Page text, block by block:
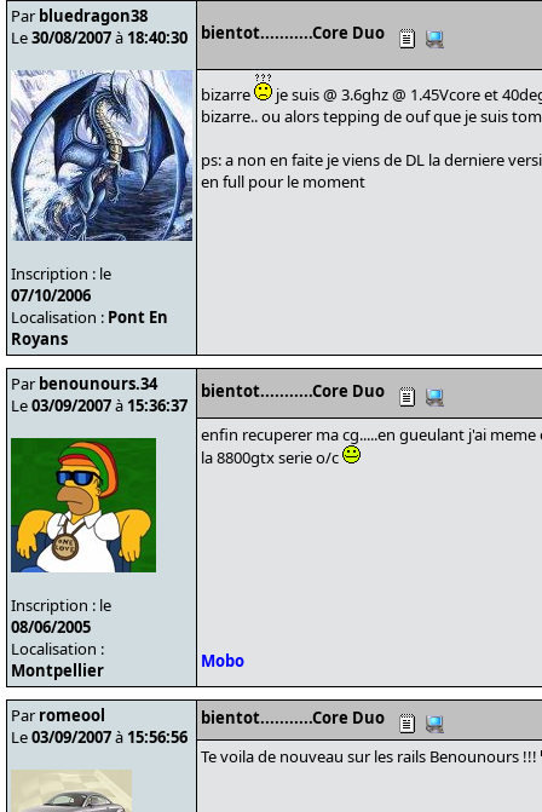
Par bluedragon38
Le30/08/2007à 18:40:30
Inscription : le
07/10/2006
Localisation : Pont En
Royans
bientot...........Core Duo
bizarre
je suis @ 3.6ghz @ 1.45Vcore et
bizarre.. ou alors tepping de ouf que je suis
ps: a non en faite je viens de DL la derniere
en full pour le moment
Par benounours.34
Le03/09/2007à 15:36:37
Inscription : le
08/06/2005
Localisation :
Montpellier
bientot...........Core Duo
enfin recuperer ma cg.....en gueulant j'ai
la 8800gtx serie o/c
Mobo
Par romeool
Le03/09/2007à 15:56:56
bientot...........Core Duo
Te voila de nouveau sur les rails Benounours !!!